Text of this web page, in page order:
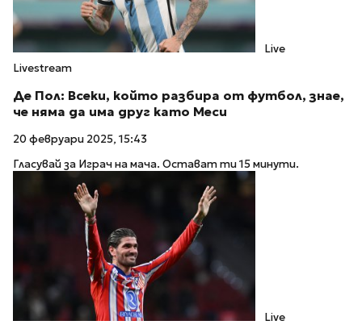
Live
Livestream
Де Пол: Всеки, който разбира от футбол, знае,
че няма да има друг като Меси
20 февруари 2025, 15:43
Гласувай за Играч на мача. Остават ти 15 минути.
Live